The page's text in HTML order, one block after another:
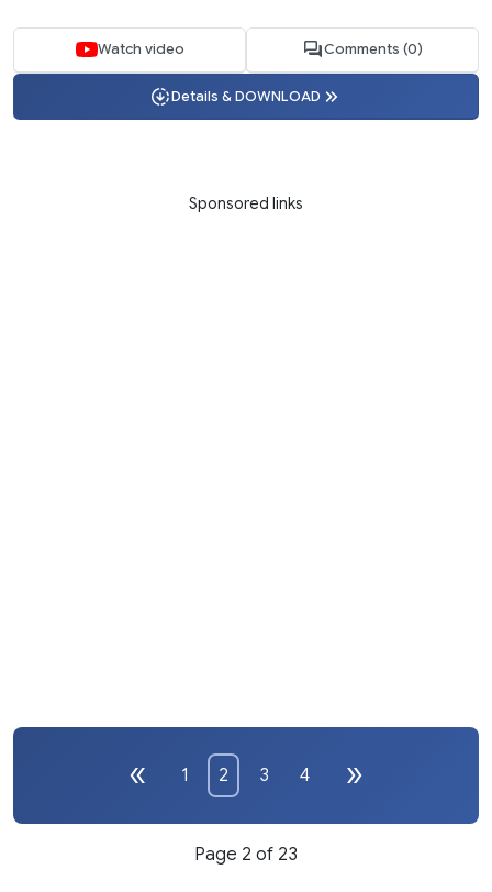
Watch video Comments (0)
Details & DOWNLOAD
Sponsored links
1 2 3 4
Page 2 of 23